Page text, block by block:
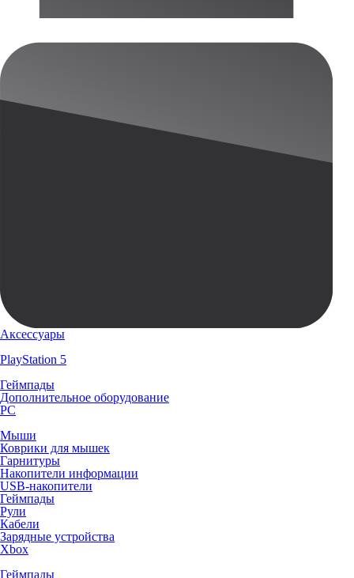
Аксессуары
PlayStation 5
Геймпады
Дополнительное оборудование
PC
Мыши
Коврики для мышек
Гарнитуры
Накопители информации
USB-накопители
Геймпады
Рули
Кабели
Зарядные устройства
Xbox
Геймпады